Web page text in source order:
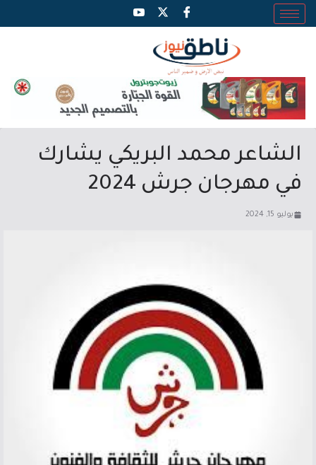
الشاعر محمد البريكي يشارك
في مهرجان جرش 2024
يوليو 15, 2024